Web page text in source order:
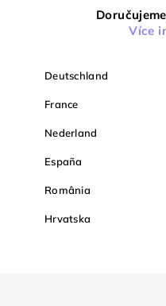
Více
Deutschland
France
Nederland
España
România
Hrvatska